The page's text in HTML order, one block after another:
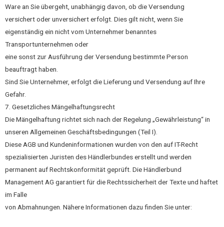
Ware an Sie übergeht, unabhängig davon, ob die Versendung
versichert oder unversichert erfolgt. Dies gilt nicht, wenn Sie
eigenständig ein nicht vom Unternehmer benanntes
Transportunternehmen oder
eine sonst zur Ausführung der Versendung bestimmte Person
beauftragt haben.
Sind Sie Unternehmer, erfolgt die Lieferung und Versendung auf Ihre
Gefahr.
7. Gesetzliches Mängelhaftungsrecht
Die Mängelhaftung richtet sich nach der Regelung „Gewährleistung“ in
unseren Allgemeinen Geschäftsbedingungen (Teil I).
Diese AGB und Kundeninformationen wurden von den auf IT-Recht
spezialisierten Juristen des Händlerbundes erstellt und werden
permanent auf Rechtskonformität geprüft. Die Händlerbund
Management AG garantiert für die Rechtssicherheit der Texte und haftet
im Falle
von Abmahnungen. Nähere Informationen dazu finden Sie unter: